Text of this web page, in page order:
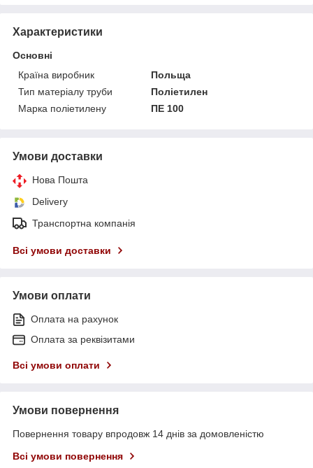
Характеристики
Основні
Країна виробник
Польща
Тип матеріалу труби
Поліетилен
Марка поліетилену
ПЕ 100
Умови доставки
Нова Пошта
Delivery
Транспортна компанія
Всі умови доставки
Умови оплати
Оплата на рахунок
Оплата за реквізитами
Всі умови оплати
Умови повернення
Повернення товару впродовж 14 днів за домовленістю
Всі умови повернення